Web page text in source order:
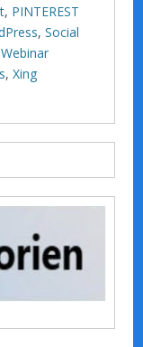
, PINTEREST
,Social
Webinar
,Xing